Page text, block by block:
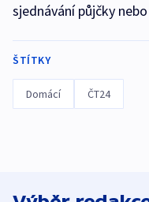
sjednávání půjčky
ŠTÍTKY
Domácí ČT24